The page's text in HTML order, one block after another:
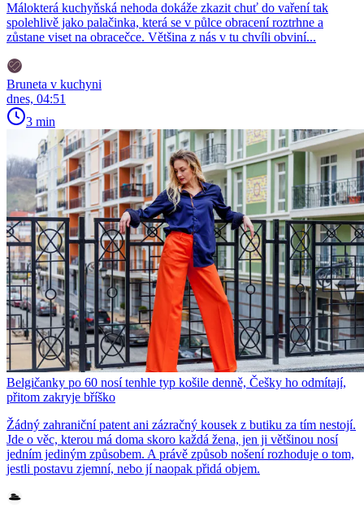
Málokterá kuchyňská nehoda dokáže zkazit chuť do vaření tak
spolehlivě jako palačinka, která se v půlce obracení roztrhne a
zůstane viset na obracečce. Většina z nás v tu chvíli obviní...
Bruneta v kuchyni
dnes, 04:51
3 min
Belgičanky po 60 nosí tenhle typ košile denně, Češky ho odmítají,
přitom zakryje bříško
Žádný zahraniční patent ani zázračný kousek z butiku za tím nestojí.
Jde o věc, kterou má doma skoro každá žena, jen ji většinou nosí
jedním jediným způsobem. A právě způsob nošení rozhoduje o tom,
jestli postavu zjemní, nebo jí naopak přidá objem.